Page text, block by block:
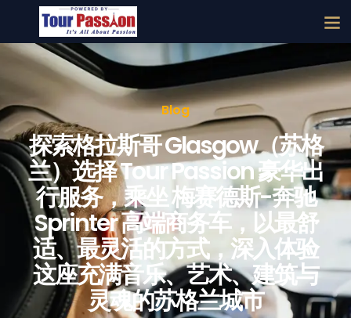
Blog
探索格拉斯哥 Glasgow（苏格
兰）选择 Tour Passion 豪华出
行服务，乘坐 梅赛德斯-奔驰
Sprinter 高端商务车，以最舒
适、最灵活的方式，深入体验
这座充满音乐、艺术、建筑与
灵魂的苏格兰城市